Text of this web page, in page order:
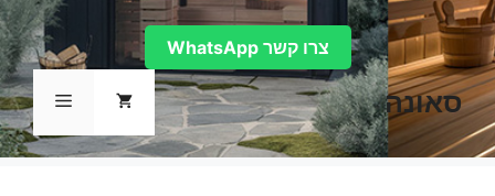
סאונה תפריט
צרו קשר WhatsApp